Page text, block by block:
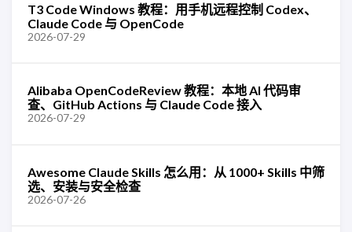
T3 Code Windows 教程：用手机远程控制 Codex、
Claude Code 与 OpenCode
2026-07-29
Alibaba OpenCodeReview 教程：本地 AI 代码审
查、GitHub Actions 与 Claude Code 接入
2026-07-29
Awesome Claude Skills 怎么用：从 1000+ Skills 中筛
选、安装与安全检查
2026-07-26